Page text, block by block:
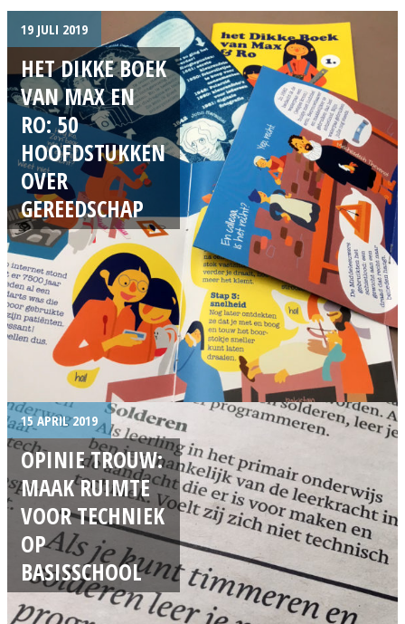
19 JULI 2019
HET DIKKE BOEK
VAN MAX EN
RO: 50
HOOFDSTUKKEN
OVER
GEREEDSCHAP
15 APRIL 2019
OPINIE TROUW:
MAAK RUIMTE
VOOR TECHNIEK
OP
BASISSCHOOL